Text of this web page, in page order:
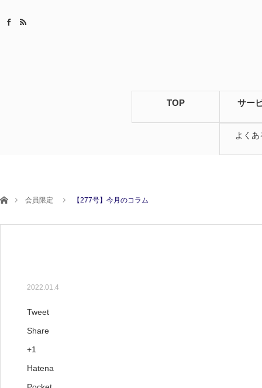
TOP サー
よく
ホーム会員限定 【277号】今月のコラム
2022.01.4
Tweet
Share
+1
Hatena